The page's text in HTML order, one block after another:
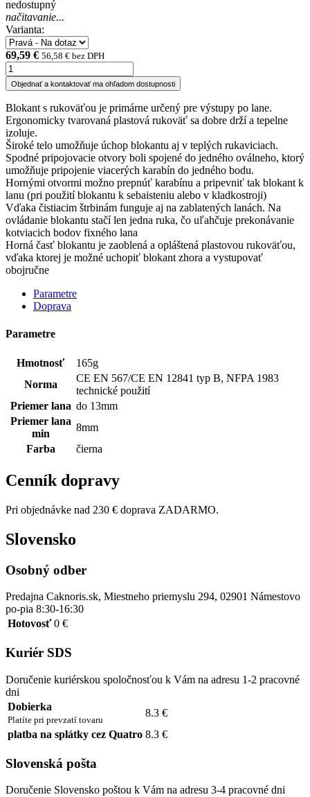
nedostupný
načitavanie...
Varianta:
69,59 € 56,58 € bez DPH
Objednať a kontaktovať ma ohľadom dostupnosti
Blokant s rukoväťou je primárne určený pre výstupy po lane.
Ergonomicky tvarovaná plastová rukoväť sa dobre drží a tepelne
izoluje.
Široké telo umožňuje úchop blokantu aj v teplých rukaviciach.
Spodné pripojovacie otvory boli spojené do jedného oválneho, ktorý
umožňuje pripojenie viacerých karabín do jedného bodu.
Hornými otvormi možno prepnúť karabínu a pripevniť tak blokant k
lanu (pri použití blokantu k sebaisteniu alebo v kladkostroji)
Vďaka čistiacim štrbinám funguje aj na zablatených lanách. Na
ovládanie blokantu stačí len jedna ruka, čo uľahčuje prekonávanie
kotviacich bodov fixného lana
Horná časť blokantu je zaoblená a opláštená plastovou rukoväťou,
vďaka ktorej je možné uchopiť blokant zhora a vystupovať
obojručne
Parametre
Doprava
Parametre
Hmotnosť
165g
Norma
CE EN 567/CE EN 12841 typ B, NFPA 1983
technické použití
Priemer lana do 13mm
Priemer lana
min
8mm
Farba
čierna
Cenník dopravy
Pri objednávke nad 230 € doprava ZADARMO.
Slovensko
Osobný odber
Predajna Caknoris.sk, Miestneho priemyslu 294, 02901 Námestovo
po-pia 8:30-16:30
Hotovosť 0 €
Kuriér SDS
Doručenie kuriérskou spoločnosťou k Vám na adresu 1-2 pracovné
dni
Dobierka
Platíte pri prevzatí tovaru
8.3 €
platba na splátky cez Quatro 8.3 €
Slovenská pošta
Doručenie Slovensko poštou k Vám na adresu 3-4 pracovné dni